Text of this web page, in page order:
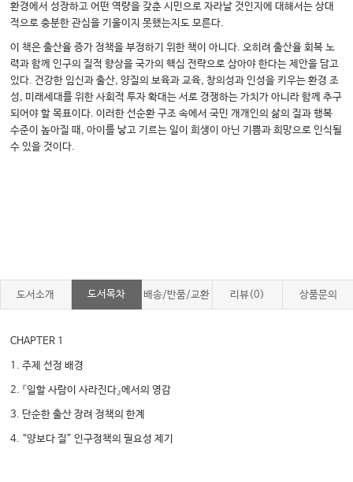
환경에서 성장하고 어떤 역량을 갖춘 시민으로 자라날 것인지에 대해서는 상대
적으로 충분한 관심을 기울이지 못했는지도 모른다.
이 책은 출산율 증가 정책을 부정하기 위한 책이 아니다. 오히려 출산율 회복 노
력과 함께 인구의 질적 향상을 국가의 핵심 전략으로 삼아야 한다는 제안을 담고
있다. 건강한 임신과 출산, 양질의 보육과 교육, 창의성과 인성을 키우는 환경 조
성, 미래세대를 위한 사회적 투자 확대는 서로 경쟁하는 가치가 아니라 함께 추구
되어야 할 목표이다. 이러한 선순환 구조 속에서 국민 개개인의 삶의 질과 행복
수준이 높아질 때, 아이를 낳고 기르는 일이 희생이 아닌 기쁨과 희망으로 인식될
수 있을 것이다.
도서소개 도서목차 배송/반품/교환 리뷰(0) 상품문의
CHAPTER 1
1. 주제 선정 배경
2. 『일할 사람이 사라진다』에서의 영감
3. 단순한 출산 장려 정책의 한계
4. “양보다 질” 인구정책의 필요성 제기